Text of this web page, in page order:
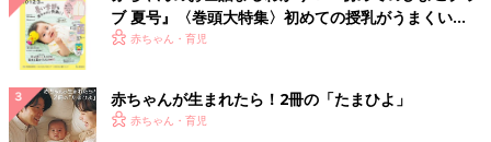
ブ 夏号』〈巻頭大特集〉初めての授乳がうまくい
く！ おっぱい・ミルクの基本と夏のトラブル 解決テ
赤ちゃん・育児
赤ちゃんが生まれたら！2冊の「たまひよ」
赤ちゃん・育児